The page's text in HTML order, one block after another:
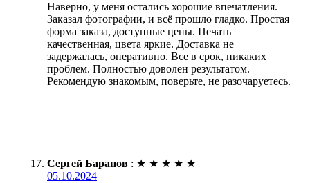
Наверно, у меня остались хорошие впечатления.
Заказал фотографии, и всё прошло гладко. Простая
форма заказа, доступные цены. Печать
качественная, цвета яркие. Доставка не
задержалась, оперативно. Все в срок, никаких
проблем. Полностью доволен результатом.
Рекомендую знакомым, поверьте, не разочаруетесь.
Сергей Баранов : ★ ★ ★ ★ ★
05.10.2024